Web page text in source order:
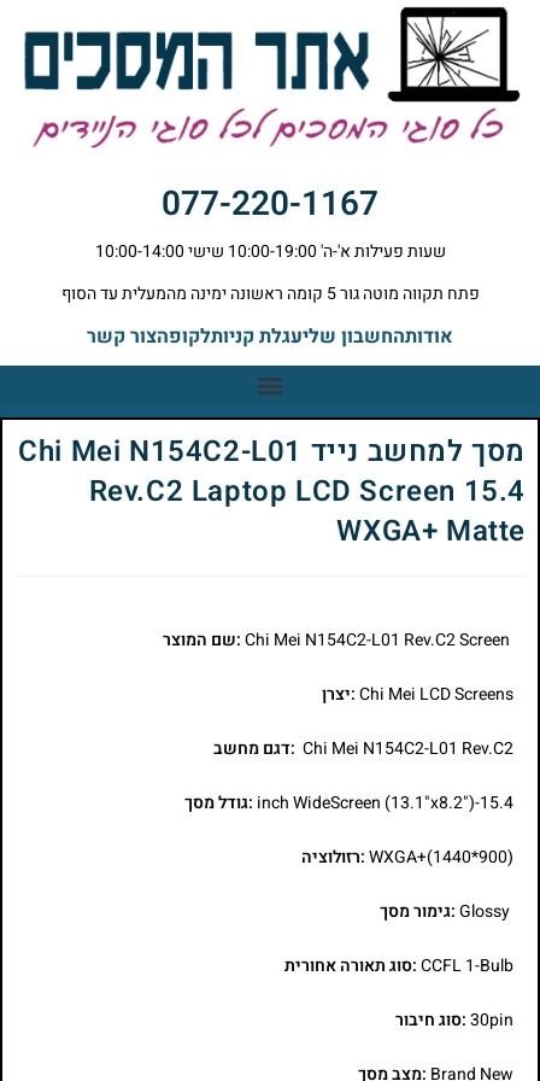
077-220-1167
שעות פעילות א'-ה' 10:00-19:00 שישי 10:00-14:00
פתח תקווה מוטה גור 5 קומה ראשונה ימינה מהמעלית עד הסוף
אודותהחשבון שליעגלת קניותלקופהצור קשר
מסך למחשב נייד Chi Mei N154C2-L01
Rev.C2 Laptop LCD Screen 15.4
WXGA+ Matte
:שם המוצר
Chi Mei LCD Screens:יצרן
Chi Mei N154C2-L01 Rev.C2 :דגם מחשב
15.4-inch WideScreen (13.1"x8.2") :גודל מסך
WXGA+(1440*900):רזולוציה
Glossy:גימור מסך
CCFL 1-Bulb:סוג תאורה אחורית
30pin:סוג חיבור
Brand New :מצב מסך